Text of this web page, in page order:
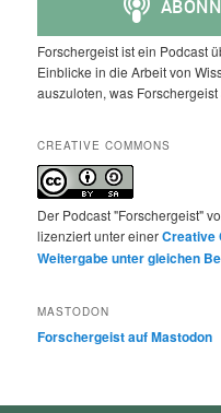
Forschergeist ist ein Podcast
Einblicke in die Arbeit von
auszuloten, was
CREATIVE COMMONS
Der Podcast "Forschergeist"
lizenziert unter einerCreative
Weitergabe unter gleichen
MASTODON
Forschergeist auf Mastodon